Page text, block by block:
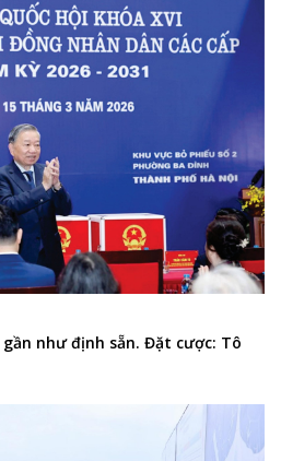
như định sẵn. Đặt cược: Tô